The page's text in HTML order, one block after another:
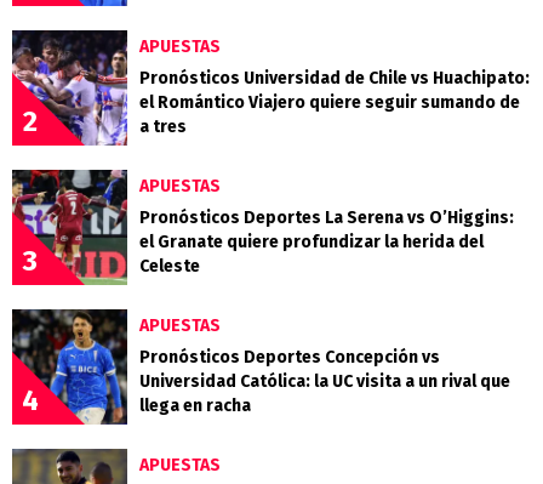
2
APUESTAS
Pronósticos Universidad de Chile vs Huachipato:
el Romántico Viajero quiere seguir sumando de
a tres
3
APUESTAS
Pronósticos Deportes La Serena vs O’Higgins:
el Granate quiere profundizar la herida del
Celeste
4
APUESTAS
Pronósticos Deportes Concepción vs
Universidad Católica: la UC visita a un rival que
llega en racha
APUESTAS